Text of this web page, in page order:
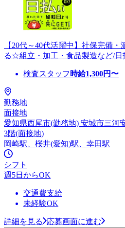
【20代～40代活躍中】社保完備
る☆組立・加工・食品製造など/日
検査スタッフ 時給1,300円〜
勤務地
面接地
愛知県西尾市(勤務地) 安城市三河
3階(面接地)
岡崎駅、桜井(愛知)駅、幸田駅
シフト
週5日からOK
交通費支給
未経験OK
詳細を見る 応募画面に進む